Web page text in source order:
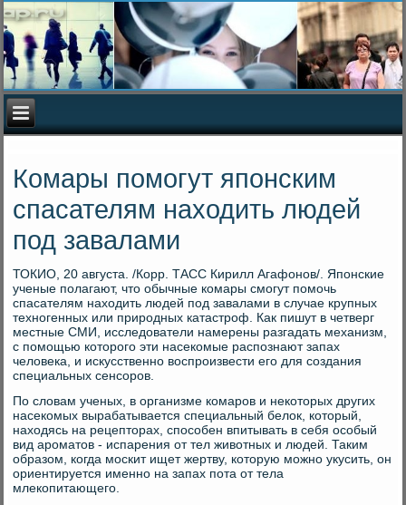
Комары помогут японским
спасателям находить людей
под завалами
ТОКИО, 20 августа. /Корр. ТАСС Кирилл Агафонов/. Японские
ученые полагают, что обычные комары смогут помочь
спасателям находить людей под завалами в случае крупных
техногенных или природных катастроф. Как пишут в четверг
местные СМИ, исследователи намерены разгадать механизм,
с помощью которого эти насекомые распознают запах
человека, и искусственно воспроизвести его для создания
специальных сенсоров.
По словам ученых, в организме комаров и некоторых других
насекомых вырабатывается специальный белок, который,
находясь на рецепторах, способен впитывать в себя особый
вид ароматов - испарения от тел животных и людей. Таким
образом, когда москит ищет жертву, которую можно укусить, он
ориентируется именно на запах пота от тела
млекопитающего.